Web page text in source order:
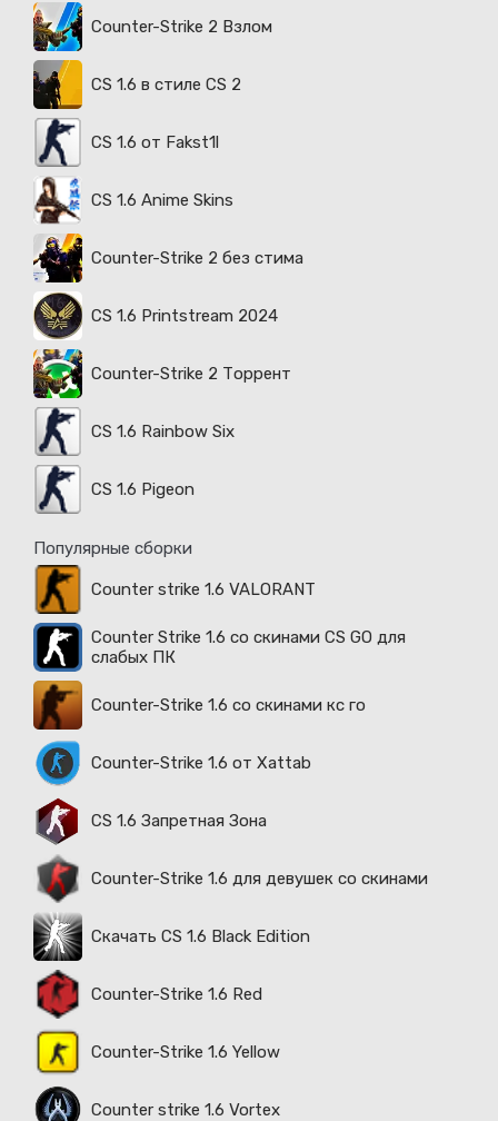
Counter-Strike 2 Взлом
CS 1.6 в стиле CS 2
CS 1.6 от Fakst1l
CS 1.6 Anime Skins
Counter-Strike 2 без стима
CS 1.6 Printstream 2024
Counter-Strike 2 Торрент
CS 1.6 Rainbow Six
CS 1.6 Pigeon
Популярные сборки
Counter strike 1.6 VALORANT
Counter Strike 1.6 со скинами CS GO для
слабых ПК
Counter-Strike 1.6 со скинами кс го
Counter-Strike 1.6 от Xattab
CS 1.6 Запретная Зона
Counter-Strike 1.6 для девушек со скинами
Скачать CS 1.6 Black Edition
Counter-Strike 1.6 Red
Counter-Strike 1.6 Yellow
Counter strike 1.6 Vortex